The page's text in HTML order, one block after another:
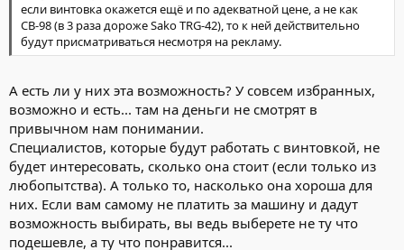
если винтовка окажется ещё и по адекватной цене, а не как
СВ-98 (в 3 раза дороже Sako TRG-42), то к ней действительно
будут присматриваться несмотря на рекламу.
А есть ли у них эта возможность? У совсем избранных,
возможно и есть... там на деньги не смотрят в
привычном нам понимании.
Специалистов, которые будут работать с винтовкой, не
будет интересовать, сколько она стоит (если только из
любопытства). А только то, насколько она хороша для
них. Если вам самому не платить за машину и дадут
возможность выбирать, вы ведь выберете не ту что
подешевле, а ту что понравится...